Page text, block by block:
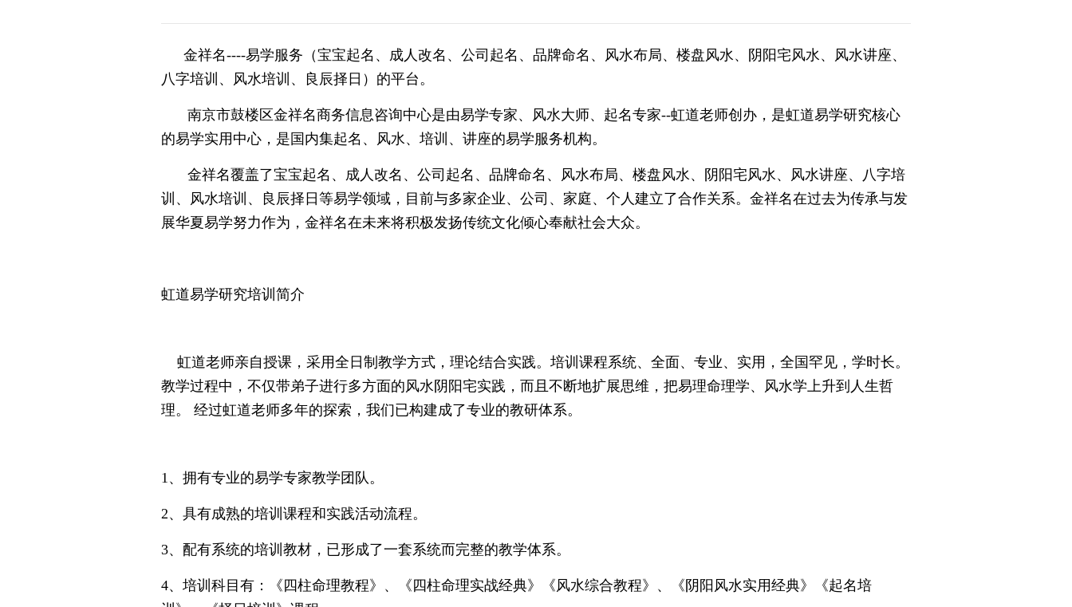
金祥名----易学服务（宝宝起名、成人改名、公司起名、品牌命名、风水布局、楼盘风水、阴阳宅风水、风水讲座、
八字培训、风水培训、良辰择日）的平台。
南京市鼓楼区金祥名商务信息咨询中心是由易学专家、风水大师、起名专家--虹道老师创办，是虹道易学研究核心
的易学实用中心，是国内集起名、风水、培训、讲座的易学服务机构。
金祥名覆盖了宝宝起名、成人改名、公司起名、品牌命名、风水布局、楼盘风水、阴阳宅风水、风水讲座、八字培
训、风水培训、良辰择日等易学领域，目前与多家企业、公司、家庭、个人建立了合作关系。金祥名在过去为传承与发
展华夏易学努力作为，金祥名在未来将积极发扬传统文化倾心奉献社会大众。
虹道易学研究培训简介
虹道老师亲自授课，采用全日制教学方式，理论结合实践。培训课程系统、全面、专业、实用，全国罕见，学时长。
教学过程中，不仅带弟子进行多方面的风水阴阳宅实践，而且不断地扩展思维，把易理命理学、风水学上升到人生哲
理。 经过虹道老师多年的探索，我们已构建成了专业的教研体系。
1、拥有专业的易学专家教学团队。
2、具有成熟的培训课程和实践活动流程。
3、配有系统的培训教材，已形成了一套系统而完整的教学体系。
4、培训科目有：《四柱命理教程》、《四柱命理实战经典》《风水综合教程》、《阴阳风水实用经典》《起名培